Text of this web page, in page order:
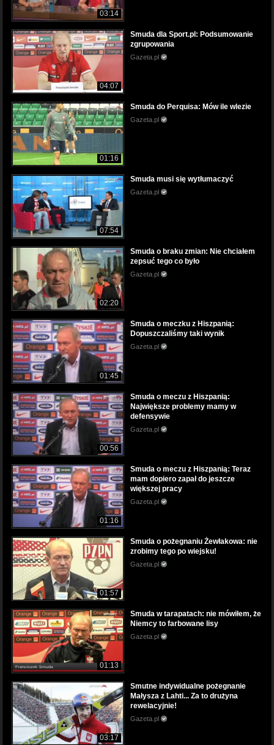
03:14
04:07
Smuda dla Sport.pl: Podsumowanie
zgrupowania
Gazeta.pl
01:16
Smuda do Perquisa: Mów ile wlezie
Gazeta.pl
07:54
Smuda musi się wytłumaczyć
Gazeta.pl
02:20
Smuda o braku zmian: Nie chciałem
zepsuć tego co było
Gazeta.pl
01:45
Smuda o meczku z Hiszpanią:
Dopuszczaliśmy taki wynik
Gazeta.pl
00:56
Smuda o meczu z Hiszpanią:
Największe problemy mamy w
defensywie
Gazeta.pl
01:16
Smuda o meczu z Hiszpanią: Teraz
mam dopiero zapał do jeszcze
większej pracy
Gazeta.pl
01:57
Smuda o pożegnaniu Żewłakowa: nie
zrobimy tego po wiejsku!
Gazeta.pl
01:13
Smuda w tarapatach: nie mówiłem, że
Niemcy to farbowane lisy
Gazeta.pl
03:17
Smutne indywidualne pożegnanie
Małysza z Lahti... Za to drużyna
rewelacyjnie!
Gazeta.pl